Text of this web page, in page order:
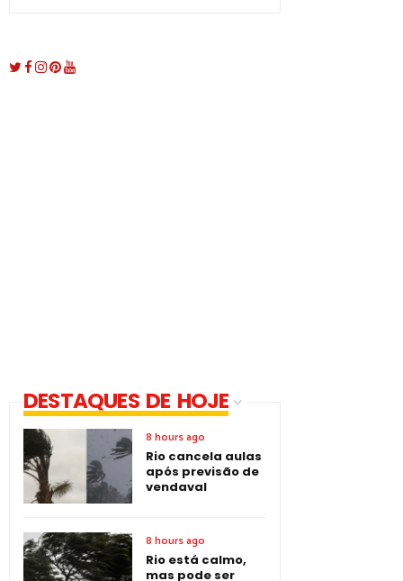
DESTAQUES DE HOJE
8 hours ago
Rio cancela aulas
após previsão de
vendaval
8 hours ago
Rio está calmo,
mas pode ser